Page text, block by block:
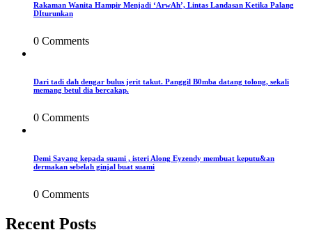
Rakaman Wanita Hampir Menjadi ‘ArwAh’, Lintas Landasan Ketika Palang
DIturunkan
0 Comments
Dari tadi dah dengar bulus jerit takut. Panggil B0mba datang tolong, sekali
memang betul dia bercakap.
0 Comments
Demi Sayang kepada suami , isteri Along Eyzendy membuat keputu&an
dermakan sebelah ginjal buat suami
0 Comments
Recent Posts